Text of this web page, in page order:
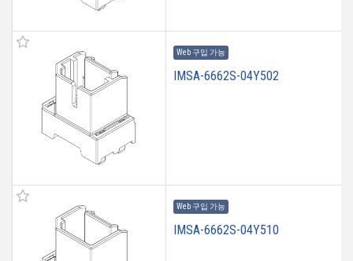
Web 구입 가능
IMSA-6662S-04Y502
Web 구입 가능
IMSA-6662S-04Y510